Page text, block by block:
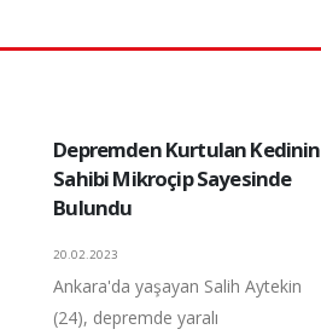
Depremden Kurtulan Kedinin
Sahibi Mikroçip Sayesinde
Bulundu
20.02.2023
Ankara'da yaşayan Salih Aytekin
(24), depremde yaralı